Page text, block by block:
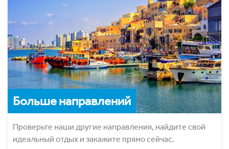
Больше направлений
Проверьте наши другие направления, найдите свой
идеальный отдых и закажите прямо сейчас.